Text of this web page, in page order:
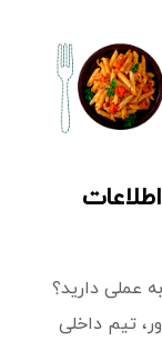
عملی دارید؟
تیم داخلی